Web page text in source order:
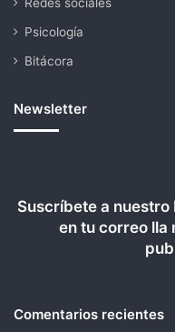
Psicología
Bitácora
Newsletter
Suscríbete a
en tu correo lla
Comentarios recientes